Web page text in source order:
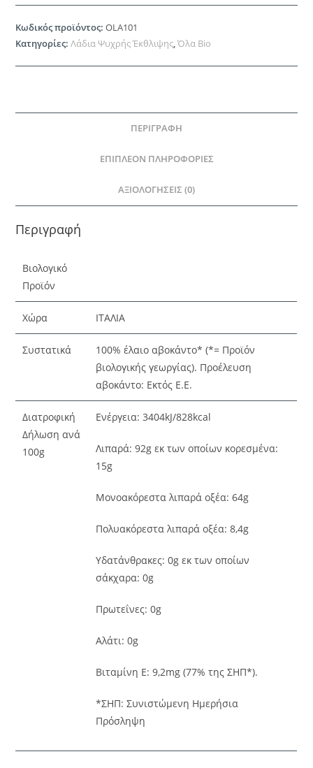
ΕΚΘΛΙΨΗΣ
ΒΙΟ
250ml
Κωδικός προϊόντος:OLA101
Κατηγορίες:Λάδια Ψυχρής Έκθλιψης,Όλα Bio
ΠΕΡΙΓΡΑΦΉ
ΕΠΙΠΛΈΟΝ ΠΛΗΡΟΦΟΡΊΕΣ
ΑΞΙΟΛΟΓΉΣΕΙΣ (0)
Περιγραφή
Βιολογικό
Προϊόν
Χώρα ΙΤΑΛΙΑ
Συστατικά
100% έλαιο αβοκάντο* (*= Προϊόν
βιολογικής γεωργίας). Προέλευση
αβοκάντο: Εκτός Ε.Ε.
Διατροφική
Δήλωση ανά
100g
Ενέργεια: 3404kJ/828kcal
Λιπαρά: 92g εκ των οποίων κορεσμένα:
15g
Μονοακόρεστα λιπαρά οξέα: 64g
Πολυακόρεστα λιπαρά οξέα: 8,4g
Υδατάνθρακες: 0g εκ των οποίων
σάκχαρα: 0g
Πρωτεΐνες: 0g
Αλάτι: 0g
Βιταμίνη Ε: 9,2mg (77% της ΣΗΠ*).
*ΣΗΠ: Συνιστώμενη Ημερήσια
Πρόσληψη